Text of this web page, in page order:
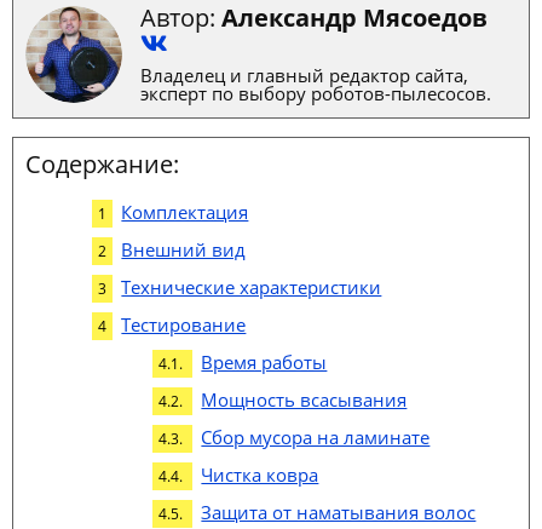
Автор: Александр Мясоедов
Владелец и главный редактор сайта,
эксперт по выбору роботов-пылесосов.
Содержание:
Комплектация
Внешний вид
Технические характеристики
Тестирование
Время работы
Мощность всасывания
Сбор мусора на ламинате
Чистка ковра
Защита от наматывания волос